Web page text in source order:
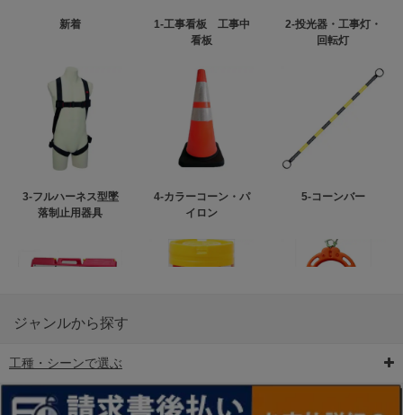
新着
1-工事看板 工事中
看板
2-投光器・工事灯・
回転灯
3-フルハーネス型墜
落制止用器具
4-カラーコーン・パ
イロン
5-コーンバー
6-矢印板/LED矢印板
ンス
ジャンルから探す
工種・シーンで選ぶ